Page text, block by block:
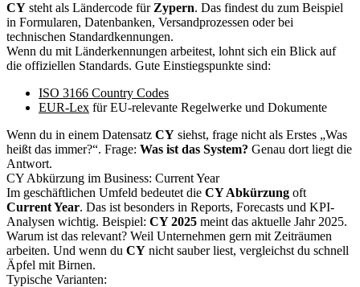
CY steht als Ländercode für Zypern. Das findest du zum Beispiel
in Formularen, Datenbanken, Versandprozessen oder bei
technischen Standardkennungen.
Wenn du mit Länderkennungen arbeitest, lohnt sich ein Blick auf
die offiziellen Standards. Gute Einstiegspunkte sind:
ISO 3166 Country Codes
EUR-Lex für EU-relevante Regelwerke und Dokumente
Wenn du in einem Datensatz CY siehst, frage nicht als Erstes „Was
heißt das immer?“. Frage: Was ist das System? Genau dort liegt die
Antwort.
CY Abkürzung im Business: Current Year
Im geschäftlichen Umfeld bedeutet die CY Abkürzung oft
Current Year. Das ist besonders in Reports, Forecasts und KPI-
Analysen wichtig. Beispiel: CY 2025 meint das aktuelle Jahr 2025.
Warum ist das relevant? Weil Unternehmen gern mit Zeiträumen
arbeiten. Und wenn du CY nicht sauber liest, vergleichst du schnell
Äpfel mit Birnen.
Typische Varianten: